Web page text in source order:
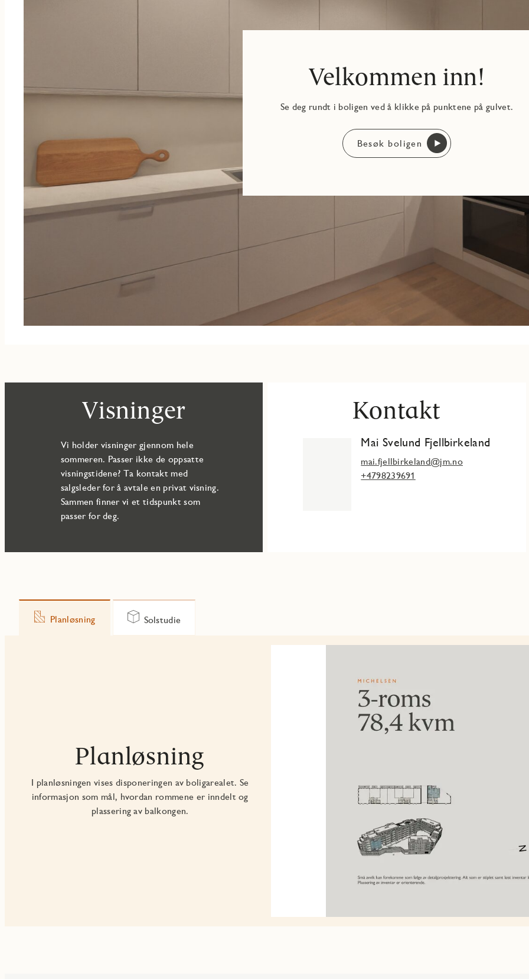
Velkommen inn!
Se deg rundt i boligen ved å klikke på punktene på gulvet.
Besøk boligen
Visninger
Vi holder visninger gjennom hele
sommeren. Passer ikke de oppsatte
visningstidene? Ta kontakt med
salgsleder for å avtale en privat visning.
Sammen finner vi et tidspunkt som
passer for deg.
Kontakt
Mai Svelund Fjellbirkeland
mai.fjellbirkeland@jm.no
+4798239691
Planløsning Solstudie
Planløsning
I planløsningen vises disponeringen av boligarealet. Se
informasjon som mål, hvordan rommene er inndelt og
plassering av balkongen.